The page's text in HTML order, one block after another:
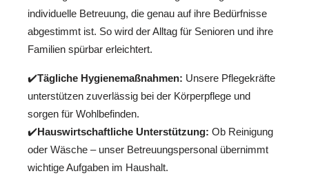
individuelle Betreuung, die genau auf ihre Bedürfnisse
abgestimmt ist. So wird der Alltag für Senioren und ihre
Familien spürbar erleichtert.
✔️Tägliche Hygienemaßnahmen: Unsere Pflegekräfte
unterstützen zuverlässig bei der Körperpflege und
sorgen für Wohlbefinden.
✔️Hauswirtschaftliche Unterstützung: Ob Reinigung
oder Wäsche – unser Betreuungspersonal übernimmt
wichtige Aufgaben im Haushalt.